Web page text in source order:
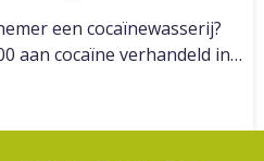
een cocaïnewasserij?
aan cocaïne verhandeld in…